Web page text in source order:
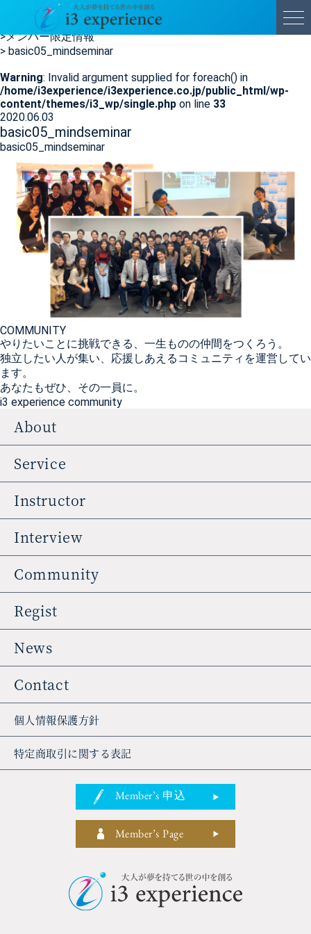
basic05_mindseminar
>メンバー限定情報
> basic05_mindseminar
Warning: Invalid argument supplied for foreach() in
/home/i3experience/i3experience.co.jp/public_html/wp-
content/themes/i3_wp/single.php on line 33
2020.06.03
basic05_mindseminar
basic05_mindseminar
COMMUNITY
やりたいことに挑戦できる、一生ものの仲間をつくろう。
独立したい人が集い、応援しあえるコミュニティを運営してい
ます。
あなたもぜひ、その一員に。
i3 experience community
About
Service
Instructor
Interview
Community
Regist
News
Contact
個人情報保護方針
特定商取引に関する表記
Member’s 申込
Member’s Page